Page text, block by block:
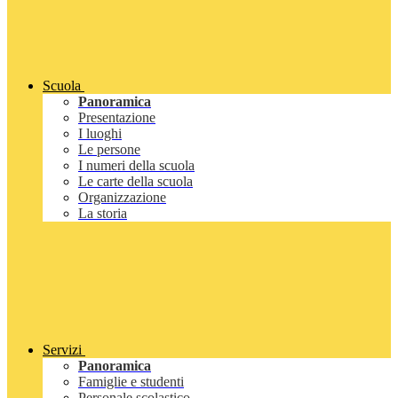
Scuola
Panoramica
Presentazione
I luoghi
Le persone
I numeri della scuola
Le carte della scuola
Organizzazione
La storia
Servizi
Panoramica
Famiglie e studenti